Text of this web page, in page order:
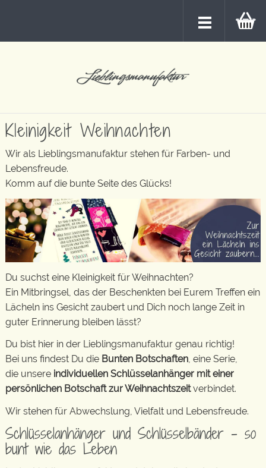
Kleinigkeit Weihnachten
Wir als Lieblingsmanufaktur stehen für Farben- und
Lebensfreude.
Komm auf die bunte Seite des Glücks!
Du suchst eine Kleinigkeit für Weihnachten?
Ein Mitbringsel, das der Beschenkten bei Eurem Treffen ein
Lächeln ins Gesicht zaubert und Dich noch lange Zeit in
guter Erinnerung bleiben lässt?
Du bist hier in der Lieblingsmanufaktur genau richtig!
Bei uns findest Du die Bunten Botschaften, eine Serie,
die unsere individuellen Schlüsselanhänger mit einer
persönlichen Botschaft zur Weihnachtszeitverbindet.
Wir stehen für Abwechslung, Vielfalt und Lebensfreude.
Schlüsselanhänger und Schlüsselbänder – so
bunt wie das Leben